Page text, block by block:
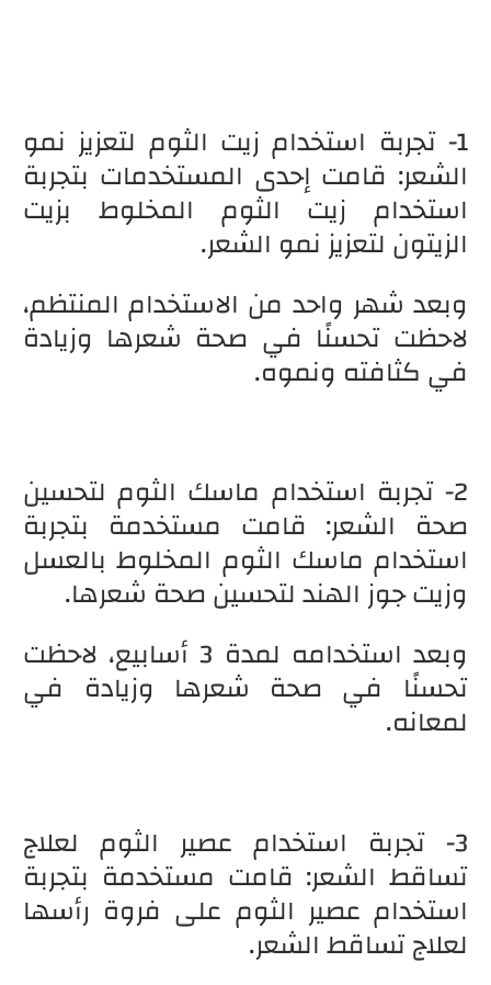
1- تجربة استخدام زيت الثوم لتعزيز نمو
الشعر: قامت إحدى المستخدمات بتجربة
استخدام زيت الثوم المخلوط بزيت
الزيتون لتعزيز نمو الشعر.
وبعد شهر واحد من الاستخدام المنتظم،
لاحظت تحسنًا في صحة شعرها وزيادة
في كثافته ونموه.
2- تجربة استخدام ماسك الثوم لتحسين
صحة الشعر: قامت مستخدمة بتجربة
استخدام ماسك الثوم المخلوط بالعسل
وزيت جوز الهند لتحسين صحة شعرها.
وبعد استخدامه لمدة 3 أسابيع، لاحظت
تحسنًا في صحة شعرها وزيادة في
لمعانه.
3- تجربة استخدام عصير الثوم لعلاج
تساقط الشعر: قامت مستخدمة بتجربة
استخدام عصير الثوم على فروة رأسها
لعلاج تساقط الشعر.